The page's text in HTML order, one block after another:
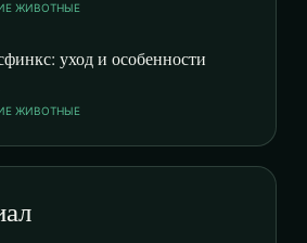
ЖИВОТНЫЕ
уход и особенности
ЖИВОТНЫЕ